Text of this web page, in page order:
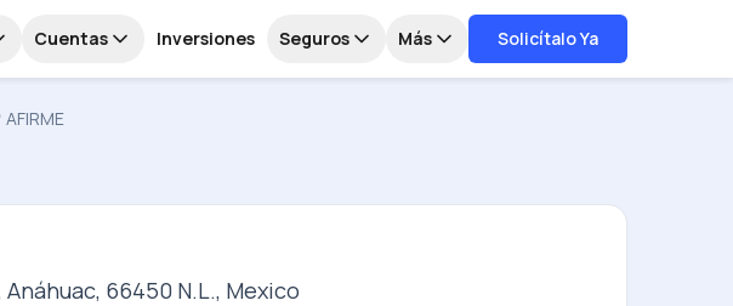
Cuentas Inversiones Seguros Más Solicítalo Ya
AFIRME
66450 N.L., Mexico